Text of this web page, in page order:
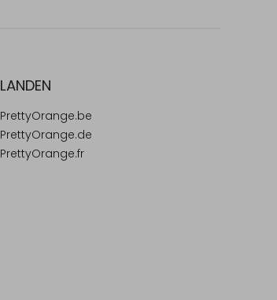
LANDEN
PrettyOrange.be
PrettyOrange.de
PrettyOrange.fr